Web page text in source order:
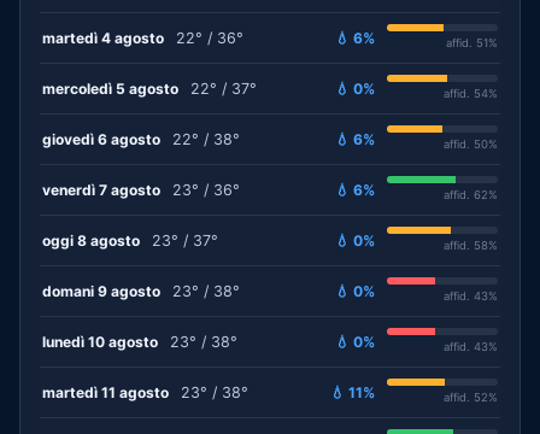
martedì 4 agosto 22° / 36° 💧 6% affid. 51%
mercoledì 5 agosto 22° / 37° 💧 0% affid. 54%
giovedì 6 agosto 22° / 38° 💧 6% affid. 50%
venerdì 7 agosto 23° / 36° 💧 6% affid. 62%
oggi 8 agosto 23° / 37° 💧 0% affid. 58%
domani 9 agosto 23° / 38° 💧 0% affid. 43%
lunedì 10 agosto 23° / 38° 💧 0% affid. 43%
martedì 11 agosto 23° / 38° 💧 11% affid. 52%